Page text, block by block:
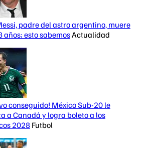
padre del astro argentino, muere
años; esto sabemosActualidad
conseguido! México Sub-20 le
a Canadá y logra boleto a los
2028 Futbol